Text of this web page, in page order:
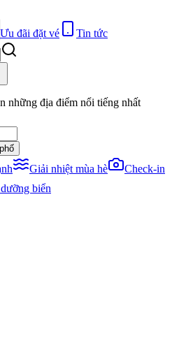
Ưu đãi đặt vé Tin tức
những địa điểm nổi tiếng nhất
Giải nhiệt mùa hè
Check-in
biển